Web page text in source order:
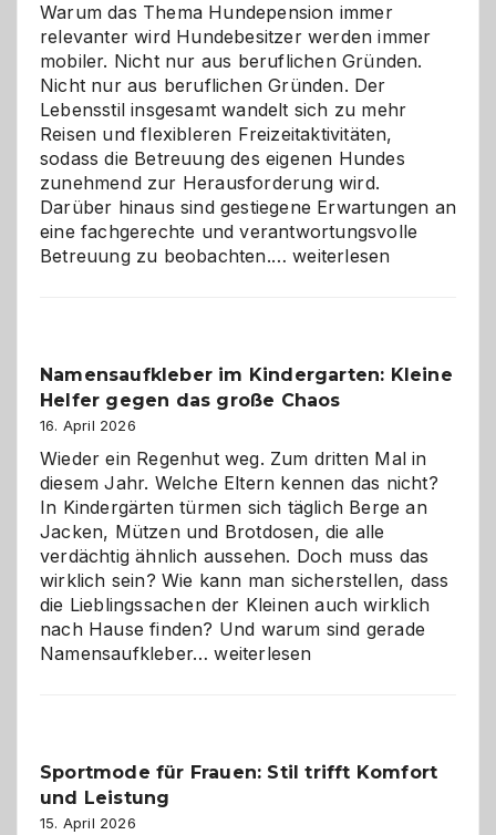
Warum das Thema Hundepension immer
relevanter wird Hundebesitzer werden immer
mobiler. Nicht nur aus beruflichen Gründen.
Nicht nur aus beruflichen Gründen. Der
Lebensstil insgesamt wandelt sich zu mehr
Reisen und flexibleren Freizeitaktivitäten,
sodass die Betreuung des eigenen Hundes
zunehmend zur Herausforderung wird.
Darüber hinaus sind gestiegene Erwartungen an
eine fachgerechte und verantwortungsvolle
Betreuung zu beobachten.…Betreuung
ist
eine
die
richtige
Wahl?
weiterlesen
Namensaufkleber im Kindergarten: Kleine
Helfer gegen das große Chaos
16. April 2026
Wieder ein Regenhut weg. Zum dritten Mal in
diesem Jahr. Welche Eltern kennen das nicht?
In Kindergärten türmen sich täglich Berge an
Jacken, Mützen und Brotdosen, die alle
verdächtig ähnlich aussehen. Doch muss das
wirklich sein? Wie kann man sicherstellen, dass
die Lieblingssachen der Kleinen auch wirklich
nach Hause finden? Und warum sind gerade
Namensaufkleber…Namensaufkleber
gegen
weiterlesen
Sportmode für Frauen: Stil trifft Komfort
und Leistung
15. April 2026